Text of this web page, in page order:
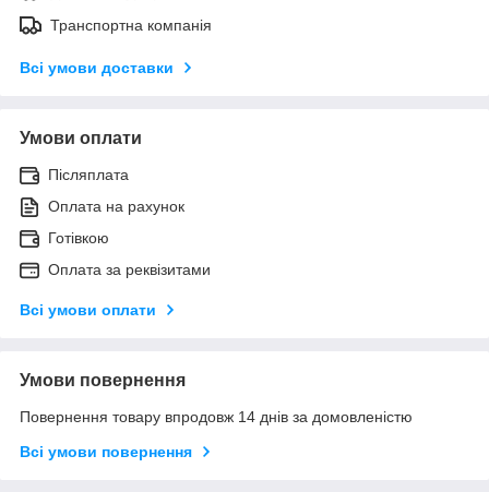
Транспортна компанія
Всі умови доставки
Умови оплати
Післяплата
Оплата на рахунок
Готівкою
Оплата за реквізитами
Всі умови оплати
Умови повернення
Повернення товару впродовж 14 днів за домовленістю
Всі умови повернення